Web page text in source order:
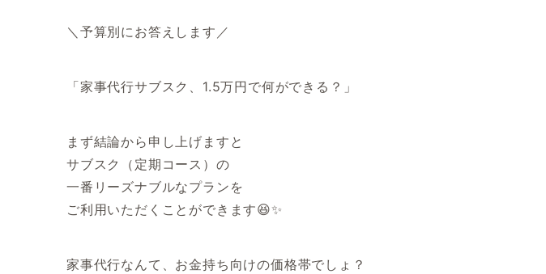
＼予算別にお答えします／
「家事代行サブスク、1.5万円で何ができる？」
まず結論から申し上げますと
サブスク（定期コース）の
一番リーズナブルなプランを
ご利用いただくことができます😆✨
家事代行なんて、お金持ち向けの価格帯でしょ？